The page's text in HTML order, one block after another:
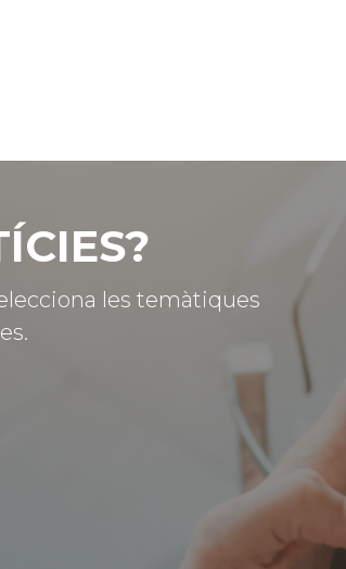
les temàtiques